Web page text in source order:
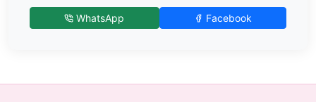
WhatsApp Facebook